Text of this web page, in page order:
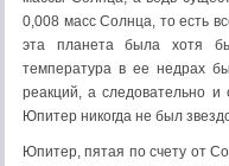
0,008 масс Солнца, то есть
эта планета была хотя
температура в ее недрах
реакций, а следовательно
Юпитер никогда не был
Юпитер, пятая по счету от